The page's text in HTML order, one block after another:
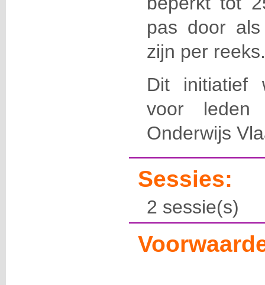
pas door
zijn per reeks.
Dit initiatief
voor leden
Onderwijs
Sessies:
2 sessie(s)